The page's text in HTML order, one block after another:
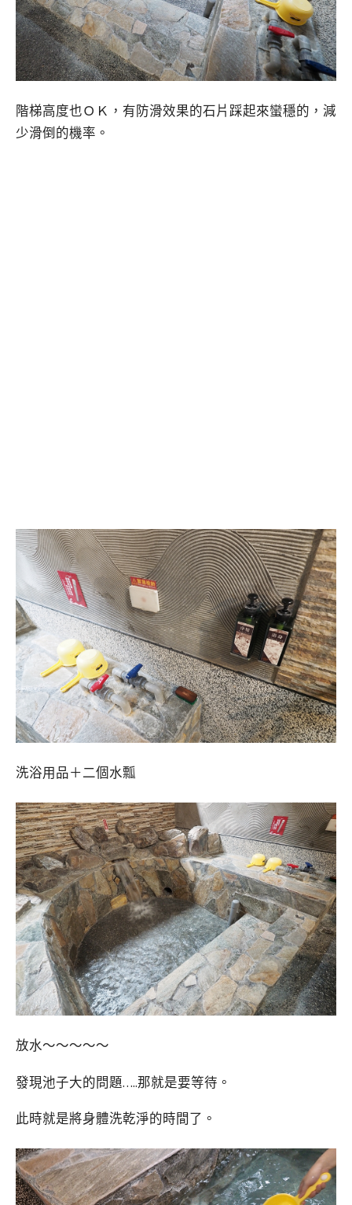
階梯高度也ＯＫ，有防滑效果的石片踩起來蠻穩的，減
少滑倒的機率。
洗浴用品＋二個水瓢
放水～～～～～
發現池子大的問題…..那就是要等待。
此時就是將身體洗乾淨的時間了。